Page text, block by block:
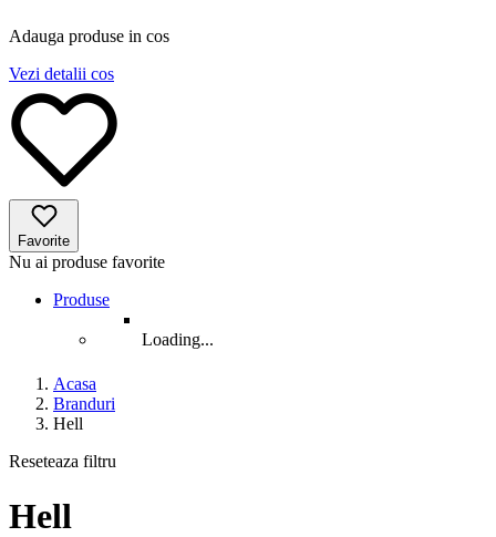
Adauga produse in cos
Vezi detalii cos
Favorite
Nu ai produse favorite
Produse
Loading...
Acasa
Branduri
Hell
Reseteaza filtru
Hell